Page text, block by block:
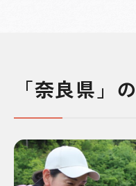
「奈良県」